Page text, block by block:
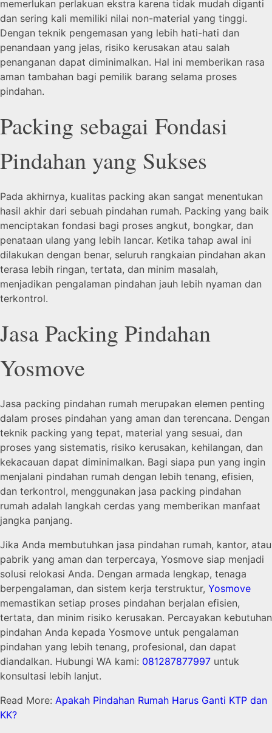
memerlukan perlakuan ekstra karena tidak mudah diganti
dan sering kali memiliki nilai non-material yang tinggi.
Dengan teknik pengemasan yang lebih hati-hati dan
penandaan yang jelas, risiko kerusakan atau salah
penanganan dapat diminimalkan. Hal ini memberikan rasa
aman tambahan bagi pemilik barang selama proses
pindahan.
Packing sebagai Fondasi
Pindahan yang Sukses
Pada akhirnya, kualitas packing akan sangat menentukan
hasil akhir dari sebuah pindahan rumah. Packing yang baik
menciptakan fondasi bagi proses angkut, bongkar, dan
penataan ulang yang lebih lancar. Ketika tahap awal ini
dilakukan dengan benar, seluruh rangkaian pindahan akan
terasa lebih ringan, tertata, dan minim masalah,
menjadikan pengalaman pindahan jauh lebih nyaman dan
terkontrol.
Jasa Packing Pindahan
Yosmove
Jasa packing pindahan rumah merupakan elemen penting
dalam proses pindahan yang aman dan terencana. Dengan
teknik packing yang tepat, material yang sesuai, dan
proses yang sistematis, risiko kerusakan, kehilangan, dan
kekacauan dapat diminimalkan. Bagi siapa pun yang ingin
menjalani pindahan rumah dengan lebih tenang, efisien,
dan terkontrol, menggunakan jasa packing pindahan
rumah adalah langkah cerdas yang memberikan manfaat
jangka panjang.
Jika Anda membutuhkan jasa pindahan rumah, kantor, atau
pabrik yang aman dan terpercaya, Yosmove siap menjadi
solusi relokasi Anda. Dengan armada lengkap, tenaga
berpengalaman, dan sistem kerja terstruktur, Yosmove
memastikan setiap proses pindahan berjalan efisien,
tertata, dan minim risiko kerusakan. Percayakan kebutuhan
pindahan Anda kepada Yosmove untuk pengalaman
pindahan yang lebih tenang, profesional, dan dapat
diandalkan. Hubungi WA kami: 081287877997 untuk
konsultasi lebih lanjut.
Read More: Apakah Pindahan Rumah Harus Ganti KTP dan
KK?